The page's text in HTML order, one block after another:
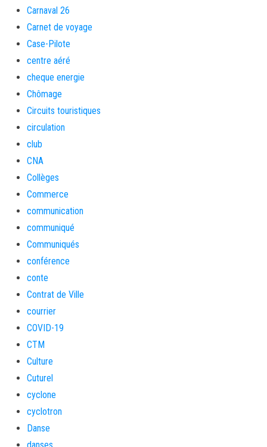
Carnaval 26
Carnet de voyage
Case-Pilote
centre aéré
cheque energie
Chômage
Circuits touristiques
circulation
club
CNA
Collèges
Commerce
communication
communiqué
Communiqués
conférence
conte
Contrat de Ville
courrier
COVID-19
CTM
Culture
Cuturel
cyclone
cyclotron
Danse